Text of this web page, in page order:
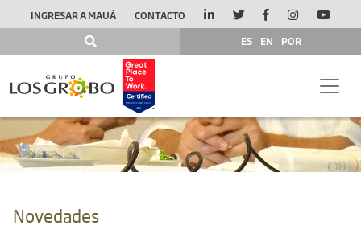
INGRESAR A MAUÁ
CONTACTO
ES
EN POR
Novedades